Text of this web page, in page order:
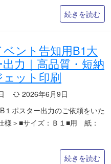
続きを読む
ント告知用B1大
力｜高品質・短納
ット印刷
2026年6月9日
１ポスター出力のご依頼をいた
様＞■サイズ：Ｂ１■用 紙：
続きを読む